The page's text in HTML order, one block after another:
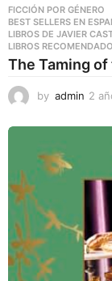
FICCIÓN POR GÉNERO
BEST SELLERS EN
LIBROS DE JAVIER
LIBROS
The Taming of
by admin 2